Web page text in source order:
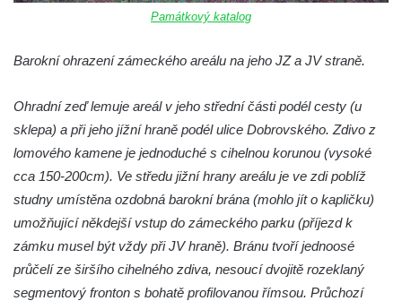
Památkový katalog
Barokní ohrazení zámeckého areálu na jeho JZ a JV straně.
Ohradní zeď lemuje areál v jeho střední části podél cesty (u
sklepa) a při jeho jížní hraně podél ulice Dobrovského. Zdivo z
lomového kamene je jednoduché s cihelnou korunou (vysoké
cca 150-200cm). Ve středu jižní hrany areálu je ve zdi poblíž
studny umístěna ozdobná barokní brána (mohlo jít o kapličku)
umožňující někdejší vstup do zámeckého parku (příjezd k
zámku musel být vždy při JV hraně). Bránu tvoří jednoosé
průčelí ze širšího cihelného zdiva, nesoucí dvojitě rozeklaný
segmentový fronton s bohatě profilovanou římsou. Průchozí